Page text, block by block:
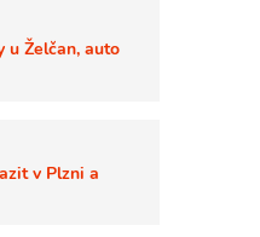
u Želčan, auto
v Plzni a